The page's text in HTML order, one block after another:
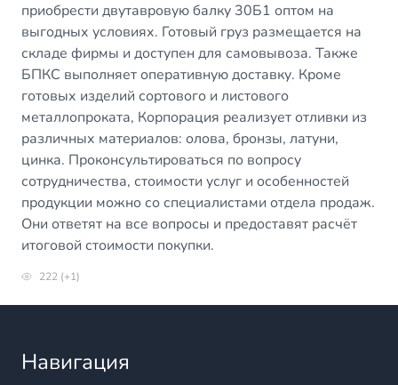
приобрести двутавровую балку 30Б1 оптом на
выгодных условиях. Готовый груз размещается на
складе фирмы и доступен для самовывоза. Также
БПКС выполняет оперативную доставку. Кроме
готовых изделий сортового и листового
металлопроката, Корпорация реализует отливки из
различных материалов: олова, бронзы, латуни,
цинка. Проконсультироваться по вопросу
сотрудничества, стоимости услуг и особенностей
продукции можно со специалистами отдела продаж.
Они ответят на все вопросы и предоставят расчёт
итоговой стоимости покупки.
222 (+1)
Навигация